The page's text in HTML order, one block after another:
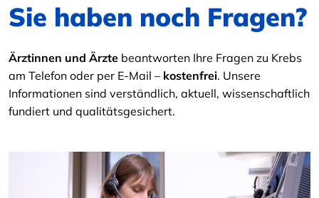
Sie haben noch Fragen?
Ärztinnen und Ärzte beantworten Ihre Fragen zu Krebs
am Telefon oder per E-Mail – kostenfrei. Unsere
Informationen sind verständlich, aktuell, wissenschaftlich
fundiert und qualitätsgesichert.